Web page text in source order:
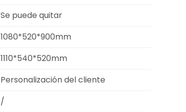
Se puede quitar
1080*520*900mm
1110*540*520mm
Personalización del cliente
/